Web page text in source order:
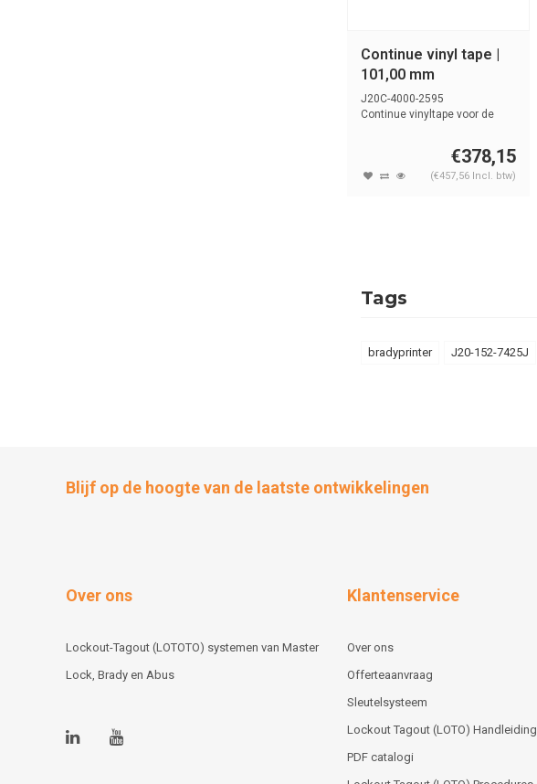
Continue vinyl tape |
101,00 mm
J20C-4000-2595
Continue vinyltape voor de
€378,15
(€457,56 Incl. btw)
Tags
bradyprinter J20-152-7425J
Blijf op de hoogte van de laatste ontwikkelingen
Over ons
Lockout-Tagout (LOTOTO) systemen van Master
Lock, Brady en Abus
Klantenservice
Over ons
Offerteaanvraag
Sleutelsysteem
Lockout Tagout (LOTO) Handleiding
PDF catalogi